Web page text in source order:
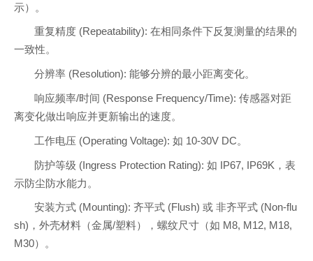
示）。
重复精度 (Repeatability): 在相同条件下反复测量的结果的
一致性。
分辨率 (Resolution): 能够分辨的最小距离变化。
响应频率/时间 (Response Frequency/Time): 传感器对距
离变化做出响应并更新输出的速度。
工作电压 (Operating Voltage): 如 10-30V DC。
防护等级 (Ingress Protection Rating): 如 IP67, IP69K，表
示防尘防水能力。
安装方式 (Mounting): 齐平式 (Flush) 或 非齐平式 (Non-flu
sh)，外壳材料（金属/塑料），螺纹尺寸（如 M8, M12, M18,
M30）。